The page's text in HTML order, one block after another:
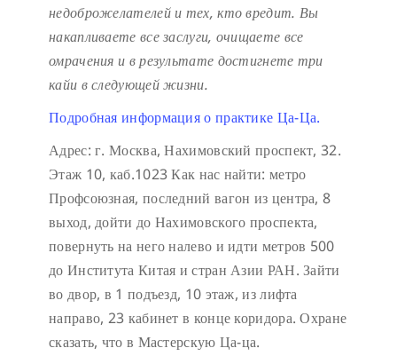
недоброжелателей и тех, кто вредит. Вы
накапливаете все заслуги, очищаете все
омрачения и в результате достигнете три
кайи в следующей жизни.
Подробная информация о практике Ца-Ца.
Адрес: г. Москва, Нахимовский проспект, 32.
Этаж 10, каб.1023Как нас найти: метро
Профсоюзная, последний вагон из центра, 8
выход, дойти до Нахимовского проспекта,
повернуть на него налево и идти метров 500
до Института Китая и стран Азии РАН. Зайти
во двор, в 1 подъезд, 10 этаж, из лифта
направо, 23 кабинет в конце коридора. Охране
сказать, что в Мастерскую Ца-ца.